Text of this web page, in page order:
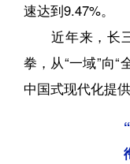
速达到9.47%。
近年来，长三
拳，从“一域”向“
中国式现代化提